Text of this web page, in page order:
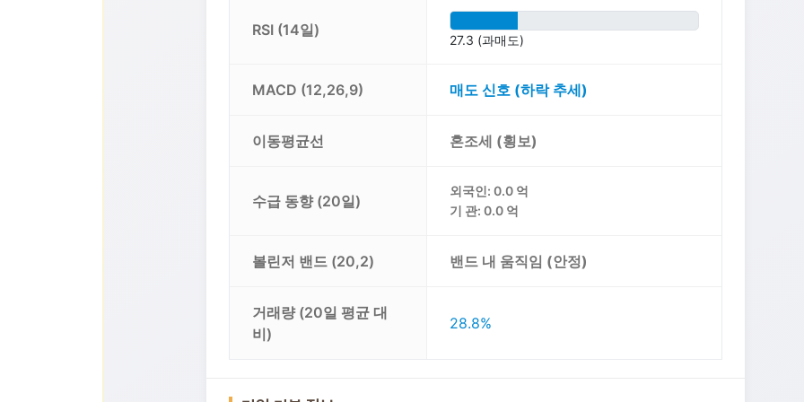
RSI (14일)
27.3 (과매도)
MACD (12,26,9) 매도 신호 (하락 추세)
이동평균선 혼조세 (횡보)
수급 동향 (20일)
외국인: 0.0 억
기 관: 0.0 억
볼린저 밴드 (20,2) 밴드 내 움직임 (안정)
거래량 (20일 평균 대
비)
28.8%